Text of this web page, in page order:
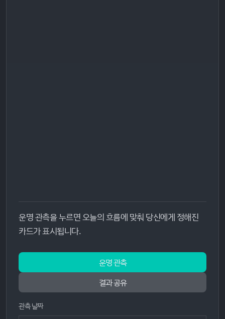
운명 관측을 누르면 오늘의 흐름에 맞춰 당신에게 정해진
카드가 표시됩니다.
운명 관측
결과 공유
관측 날짜